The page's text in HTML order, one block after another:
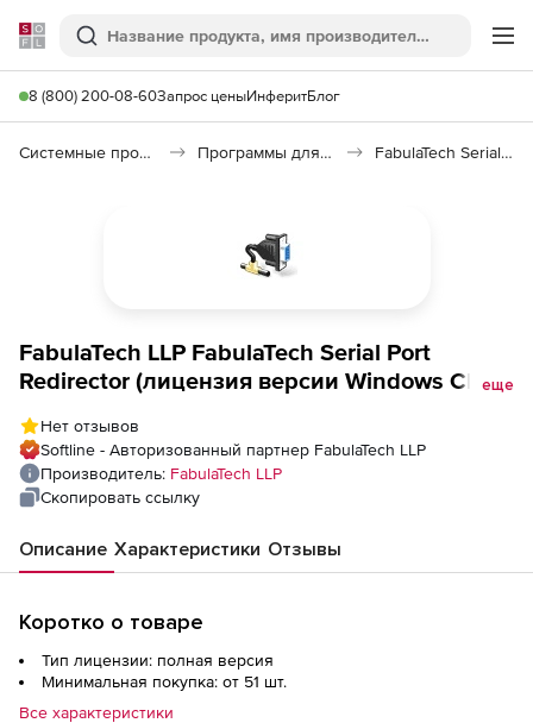
Softline
Поиск
8 (800) 200-08-60Запрос ценыИнферитБлог
Системные программы Программы для виртуализации FabulaTech Serial Port Redirector
FabulaTech LLP FabulaTech Serial Port
Redirector (лицензия версии Windows CE),еще
Нет отзывов
Softline - Авторизованный партнер FabulaTech LLP
Производитель: FabulaTech LLP
Скопировать ссылку
Описание Характеристики Отзывы
Коротко о товаре
Тип лицензии: полная версия
Минимальная покупка: от 51 шт.
Все характеристики